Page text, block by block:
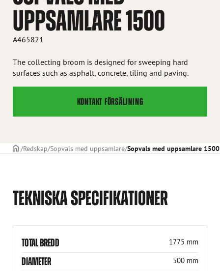
UPPSAMLARE 1500
A465821
The collecting broom is designed for sweeping hard
surfaces such as asphalt, concrete, tiling and paving.
KONTAKT FÖRSÄLJNING
STARTSIDAN
Redskap Sopvals med uppsamlare Sopvals med uppsamlare 1500
TEKNISKA SPECIFIKATIONER
TOTAL BREDD 1775 mm
DIAMETER 500 mm